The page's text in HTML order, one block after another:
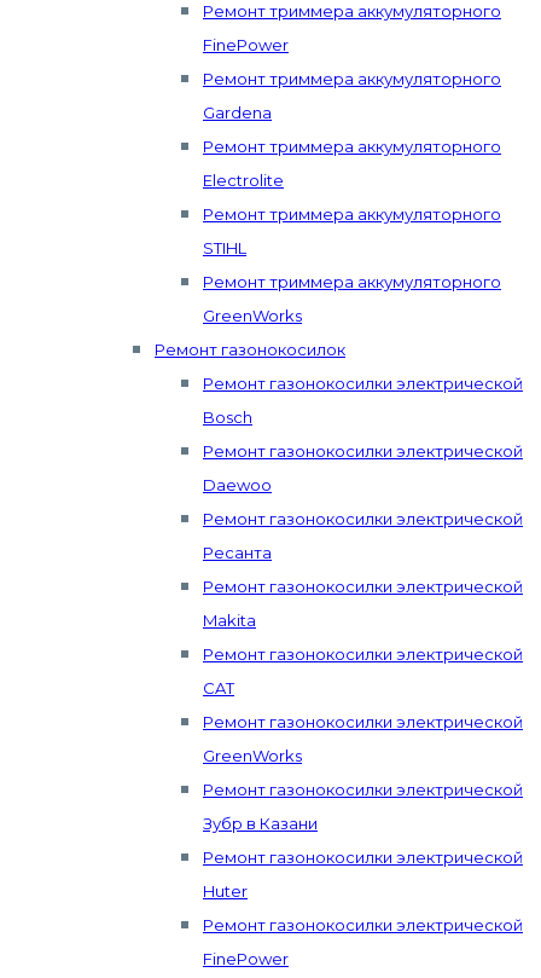
Ремонт триммера аккумуляторного
FinePower
Ремонт триммера аккумуляторного
Gardena
Ремонт триммера аккумуляторного
Electrolite
Ремонт триммера аккумуляторного
STIHL
Ремонт триммера аккумуляторного
GreenWorks
Ремонт газонокосилок
Ремонт газонокосилки электрической
Bosch
Ремонт газонокосилки электрической
Daewoo
Ремонт газонокосилки электрической
Ресанта
Ремонт газонокосилки электрической
Makita
Ремонт газонокосилки электрической
CAT
Ремонт газонокосилки электрической
GreenWorks
Ремонт газонокосилки электрической
Зубр в Казани
Ремонт газонокосилки электрической
Huter
Ремонт газонокосилки электрической
FinePower